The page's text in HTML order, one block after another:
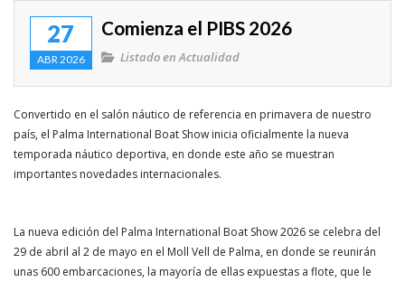
Rincon del lector
Mitos y Mariner@s
27
ABR 2026
Comienza el PIBS 2026
Listado enActualidad
Convertido en el salón náutico de referencia en primavera de nuestro
país, el Palma International Boat Show inicia oficialmente la nueva
temporada náutico deportiva, en donde este año se muestran
importantes novedades internacionales.
La nueva edición del Palma International Boat Show 2026 se celebra del
29 de abril al 2 de mayo en el Moll Vell de Palma, en donde se reunirán
unas 600 embarcaciones, la mayoría de ellas expuestas a flote, que le